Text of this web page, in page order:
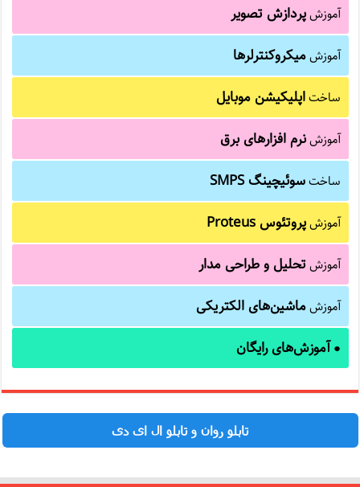
آموزشپردازش تصویر
آموزشمیکروکنترلرها
ساختاپلیکیشن موبایل
آموزشنرم افزارهای برق
ساختسوئیچینگ SMPS
آموزشپروتئوس Proteus
آموزشتحلیل و طراحی مدار
آموزشماشین‌های الکتریکی
●آموزش‌های رایگان
تابلو روان و تابلو ال ای دی